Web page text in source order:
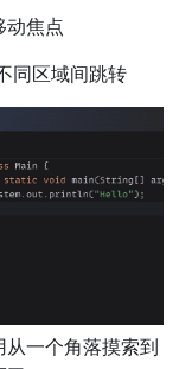
动焦点
同区域间跳转
一个角落摸索到